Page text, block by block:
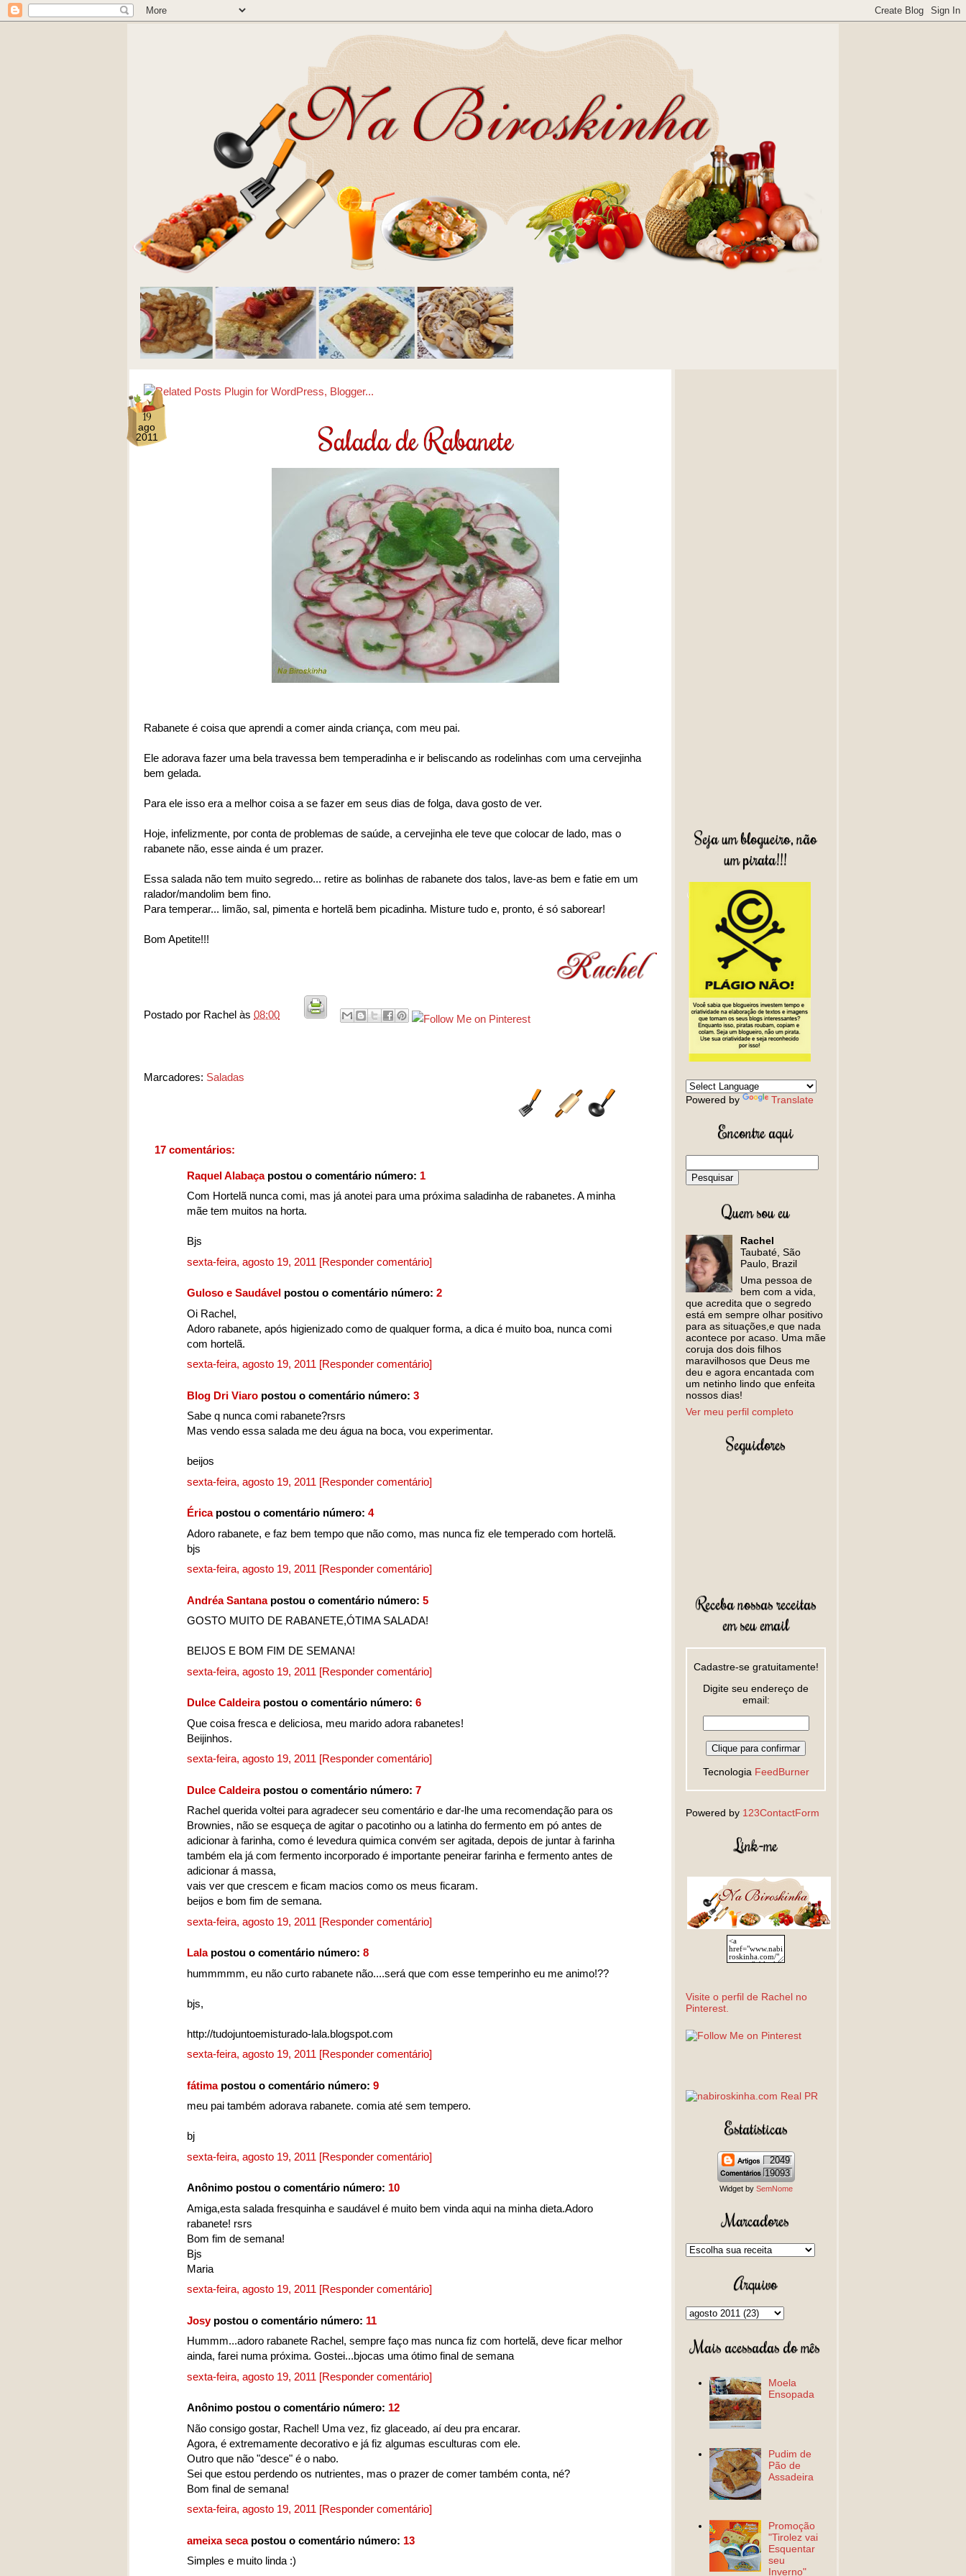
19
ago
2011
Salada de Rabanete
Rabanete é coisa que aprendi a comer ainda criança, com meu pai.
Ele adorava fazer uma bela travessa bem temperadinha e ir beliscando as rodelinhas com uma cervejinha
bem gelada.
Para ele isso era a melhor coisa a se fazer em seus dias de folga, dava gosto de ver.
Hoje, infelizmente, por conta de problemas de saúde, a cervejinha ele teve que colocar de lado, mas o
rabanete não, esse ainda é um prazer.
Essa salada não tem muito segredo... retire as bolinhas de rabanete dos talos, lave-as bem e fatie em um
ralador/mandolim bem fino.
Para temperar... limão, sal, pimenta e hortelã bem picadinha. Misture tudo e, pronto, é só saborear!
Bom Apetite!!!
Postado por Rachel às 08:00
Marcadores: Saladas
17 comentários:
Raquel Alabaçapostou o comentário número: 1
Com Hortelã nunca comi, mas já anotei para uma próxima saladinha de rabanetes. A minha
mãe tem muitos na horta.
Bjs
sexta-feira, agosto 19, 2011 [Responder comentário]
Guloso e Saudável postou o comentário número: 2
Oi Rachel,
Adoro rabanete, após higienizado como de qualquer forma, a dica é muito boa, nunca comi
com hortelã.
sexta-feira, agosto 19, 2011 [Responder comentário]
Blog Dri Viaro postou o comentário número: 3
Sabe q nunca comi rabanete?rsrs
Mas vendo essa salada me deu água na boca, vou experimentar.
beijos
sexta-feira, agosto 19, 2011 [Responder comentário]
Éricapostou o comentário número: 4
Adoro rabanete, e faz bem tempo que não como, mas nunca fiz ele temperado com hortelã.
bjs
sexta-feira, agosto 19, 2011 [Responder comentário]
Andréa Santanapostou o comentário número: 5
GOSTO MUITO DE RABANETE,ÓTIMA SALADA!
BEIJOS E BOM FIM DE SEMANA!
sexta-feira, agosto 19, 2011 [Responder comentário]
Dulce Caldeirapostou o comentário número: 6
Que coisa fresca e deliciosa, meu marido adora rabanetes!
Beijinhos.
sexta-feira, agosto 19, 2011 [Responder comentário]
Dulce Caldeirapostou o comentário número: 7
Rachel querida voltei para agradecer seu comentário e dar-lhe uma recomendação para os
Brownies, não se esqueça de agitar o pacotinho ou a latinha do fermento em pó antes de
adicionar à farinha, como é levedura quimica convém ser agitada, depois de juntar à farinha
também ela já com fermento incorporado é importante peneirar farinha e fermento antes de
adicionar á massa,
vais ver que crescem e ficam macios como os meus ficaram.
beijos e bom fim de semana.
sexta-feira, agosto 19, 2011 [Responder comentário]
Lalapostou o comentário número: 8
hummmmm, eu não curto rabanete não....será que com esse temperinho eu me animo!??
bjs,
http://tudojuntoemisturado-lala.blogspot.com
sexta-feira, agosto 19, 2011 [Responder comentário]
fátimapostou o comentário número: 9
meu pai também adorava rabanete. comia até sem tempero.
bj
sexta-feira, agosto 19, 2011 [Responder comentário]
Anônimo postou o comentário número: 10
Amiga,esta salada fresquinha e saudável é muito bem vinda aqui na minha dieta.Adoro
rabanete! rsrs
Bom fim de semana!
Bjs
Maria
sexta-feira, agosto 19, 2011 [Responder comentário]
Josypostou o comentário número: 11
Hummm...adoro rabanete Rachel, sempre faço mas nunca fiz com hortelã, deve ficar melhor
ainda, farei numa próxima. Gostei...bjocas uma ótimo final de semana
sexta-feira, agosto 19, 2011 [Responder comentário]
Anônimo postou o comentário número: 12
Não consigo gostar, Rachel! Uma vez, fiz glaceado, aí deu pra encarar.
Agora, é extremamente decorativo e já fiz algumas esculturas com ele.
Outro que não "desce" é o nabo.
Sei que estou perdendo os nutrientes, mas o prazer de comer também conta, né?
Bom final de semana!
sexta-feira, agosto 19, 2011 [Responder comentário]
ameixa secapostou o comentário número: 13
Simples e muito linda :)
Seja um blogueiro, não
um pirata!!!
Powered by Translate
Encontre aqui
Quem sou eu
Rachel
Taubaté, São
Paulo, Brazil
Uma pessoa de
bem com a vida,
que acredita que o segredo
está em sempre olhar positivo
para as situações,e que nada
acontece por acaso. Uma mãe
coruja dos dois filhos
maravilhosos que Deus me
deu e agora encantada com
um netinho lindo que enfeita
nossos dias!
Ver meu perfil completo
Seguidores
Receba nossas receitas
em seu email
Cadastre-se gratuitamente!
Digite seu endereço de
email:
Tecnologia FeedBurner
Powered by 123ContactForm
Link-me
Visite o perfil de Rachel no
Pinterest.
Estatísticas
2049
19093
Widget by SemNome
Marcadores
Arquivo
Mais acessadas do mês
Moela
Ensopada
Pudim de
Pão de
Assadeira
Promoção
"Tirolez vai
Esquentar
seu
Inverno"